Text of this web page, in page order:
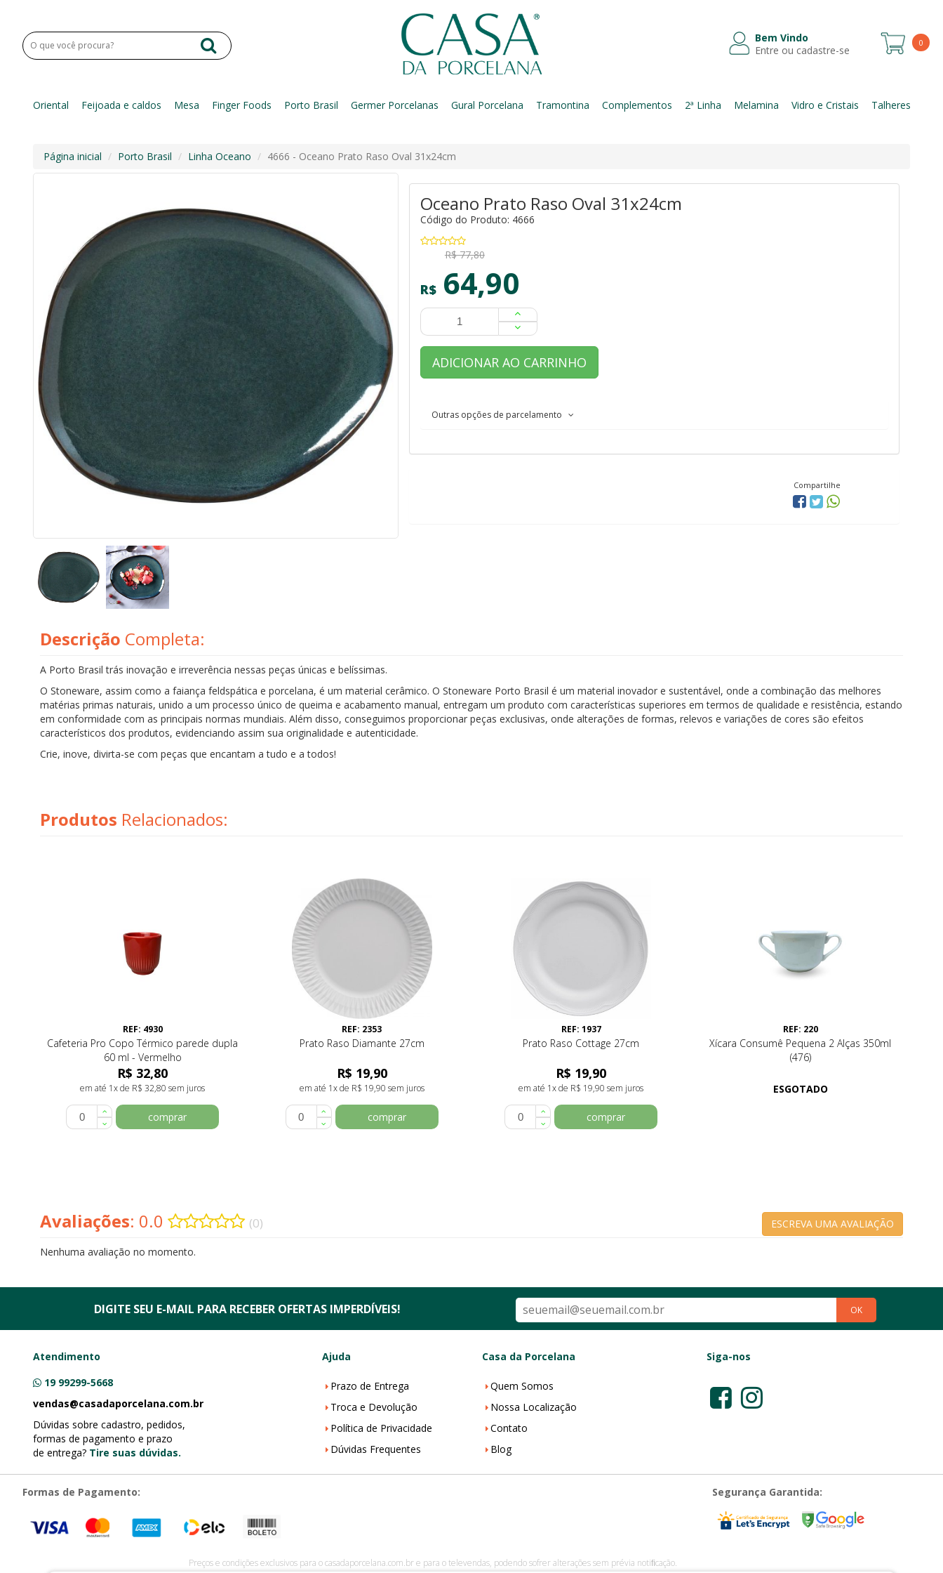
0
Bem Vindo
Entre ou cadastre-se
Oriental Feijoada e caldos Mesa Finger Foods Porto Brasil Germer Porcelanas Gural Porcelana Tramontina Complementos 2ª Linha Melamina Vidro e Cristais Talheres
Página inicial Porto Brasil Linha Oceano 4666 - Oceano Prato Raso Oval 31x24cm
Oceano Prato Raso Oval 31x24cm
Código do Produto: 4666
R$ 77,80
R$ 64,90
ADICIONAR AO CARRINHO
Outras opções de parcelamento
Compartilhe
Descrição Completa:
A Porto Brasil trás inovação e irreverência nessas peças únicas e belíssimas.
O Stoneware, assim como a faiança feldspática e porcelana, é um material cerâmico. O Stoneware Porto Brasil é um material inovador e sustentável, onde a combinação das melhores
matérias primas naturais, unido a um processo único de queima e acabamento manual, entregam um produto com características superiores em termos de qualidade e resistência, estando
em conformidade com as principais normas mundiais. Além disso, conseguimos proporcionar peças exclusivas, onde alterações de formas, relevos e variações de cores são efeitos
característicos dos produtos, evidenciando assim sua originalidade e autenticidade.
Crie, inove, divirta-se com peças que encantam a tudo e a todos!
Produtos Relacionados:
REF: 4930
Cafeteria Pro Copo Térmico parede dupla
60 ml - Vermelho
R$ 32,80
em até 1x de R$ 32,80 sem juros
comprar
REF: 2353
Prato Raso Diamante 27cm
R$ 19,90
em até 1x de R$ 19,90 sem juros
comprar
REF: 1937
Prato Raso Cottage 27cm
R$ 19,90
em até 1x de R$ 19,90 sem juros
comprar
REF: 220
Xícara Consumê Pequena 2 Alças 350ml
(476)
ESGOTADO
Avaliações: 0.0 (0) ESCREVA UMA AVALIAÇÃO
Nenhuma avaliação no momento.
DIGITE SEU E-MAIL PARA RECEBER OFERTAS IMPERDÍVEIS! OK
Atendimento
19 99299-5668
vendas@casadaporcelana.com.br
Dúvidas sobre cadastro, pedidos,
formas de pagamento e prazo
de entrega? Tire suas dúvidas.
Ajuda
Prazo de Entrega
Troca e Devolução
Política de Privacidade
Dúvidas Frequentes
Casa da Porcelana
Quem Somos
Nossa Localização
Contato
Blog
Siga-nos
Formas de Pagamento: Segurança Garantida:
Preços e condições exclusivos para o casadaporcelana.com.br e para o televendas, podendo sofrer alterações sem prévia notiﬁcação.